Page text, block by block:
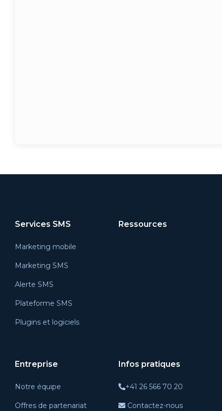
Services SMS
Marketing mobile
Marketing SMS
Alerte SMS
Plateforme SMS
Plugins et logiciels
Ressources
Entreprise
Notre équipe
Offres de partenariat
Infos pratiques
+41 26 566 70 20
Contactez-nous